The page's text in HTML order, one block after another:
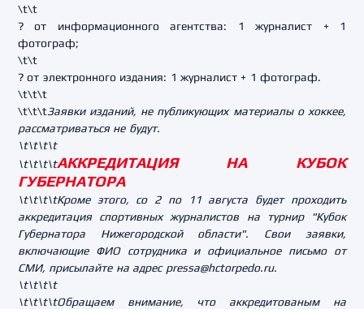
\t\t
? от информационного агентства: 1 журналист + 1
фотограф;
\t\t
? от электронного издания: 1 журналист + 1 фотограф.
\t\t\t
\t\t\tЗаявки изданий, не публикующих материалы о хоккее,
рассматриваться не будут.
\t\t\t\t
\t\t\t\tАККРЕДИТАЦИЯ НА КУБОК
ГУБЕРНАТОРА
\t\t\t\tКроме этого, со 2 по 11 августа будет проходить
аккредитация спортивных журналистов на турнир "Кубок
Губернатора Нижегородской области". Свои заявки,
включающие ФИО сотрудника и официальное письмо от
СМИ, присылайте на адрес pressa@hctorpedo.ru.
\t\t\t\t
\t\t\t\tОбращаем внимание, что аккредитованым на